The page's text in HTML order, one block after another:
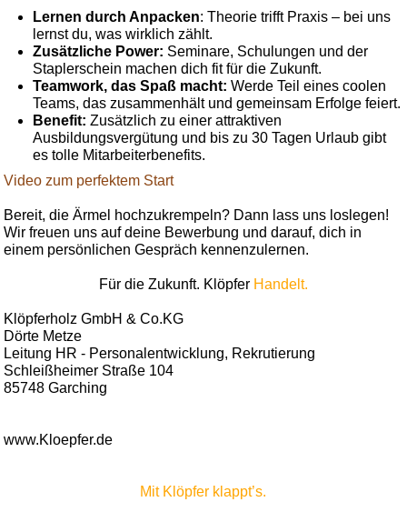
Lernen durch Anpacken: Theorie trifft Praxis – bei uns
lernst du, was wirklich zählt.
Zusätzliche Power: Seminare, Schulungen und der
Staplerschein machen dich fit für die Zukunft.
Teamwork, das Spaß macht: Werde Teil eines coolen
Teams, das zusammenhält und gemeinsam Erfolge feiert.
Benefit: Zusätzlich zu einer attraktiven
Ausbildungsvergütung und bis zu 30 Tagen Urlaub gibt
es tolle Mitarbeiterbenefits.
Video zum perfektem Start
Bereit, die Ärmel hochzukrempeln? Dann lass uns loslegen!
Wir freuen uns auf deine Bewerbung und darauf, dich in
einem persönlichen Gespräch kennenzulernen.
Für die Zukunft. Klöpfer Handelt.
Klöpferholz GmbH & Co.KG
Dörte Metze
Leitung HR - Personalentwicklung, Rekrutierung
Schleißheimer Straße 104
85748 Garching
www.Kloepfer.de
Mit Klöpfer klappt’s.